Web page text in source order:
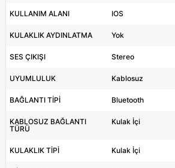
KULLANIM ALANI IOS
KULAKLIK AYDINLATMA Yok
SES ÇIKIŞI Stereo
UYUMLULUK Kablosuz
BAĞLANTI TİPİ Bluetooth
KABLOSUZ BAĞLANTI
TÜRÜ
Kulak İçi
KULAKLIK TİPİ Kulak İçi